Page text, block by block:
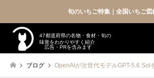
旬のいちご特集｜全国いちご図
47都道府県の名物・食材・旬の
味覚をわかりやすく紹介
広告・PRを含みます
ブログ OpenAIが次世代モデルGPT-5.6 Sol